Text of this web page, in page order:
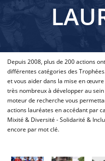
Depuis 2008, plus de 200 actions
différentes catégories des
et vous aider dans la mise en
très nombreux à développer au
moteur de recherche vous
actions lauréates en accédant par
Mixité & Diversité - Solidarité &
encore par mot clé.